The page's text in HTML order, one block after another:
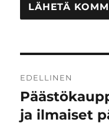
selaus
EDELLINEN
Edellinen
artikkeli:
ja ilmaiset